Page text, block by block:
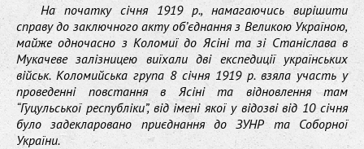
На початку січня 1919 р., намагаючись вирішити
справу до заключного акту об’єднання з Великою Україною,
майже одночасно з Коломиї до Ясіні та зі Станіслава в
Мукачеве залізницею виїхали дві експедиції українських
військ. Коломийська група 8 січня 1919 р. взяла участь у
проведенні повстання в Ясіні та відновлення там
“Гуцульської республіки”, від імені якої у відозві від 10 січня
було задекларовано приєднання до ЗУНР та Соборної
України.